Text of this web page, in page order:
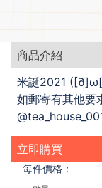
商品介紹
米誕2021
如郵寄有其他要
立即購買
每件價格：